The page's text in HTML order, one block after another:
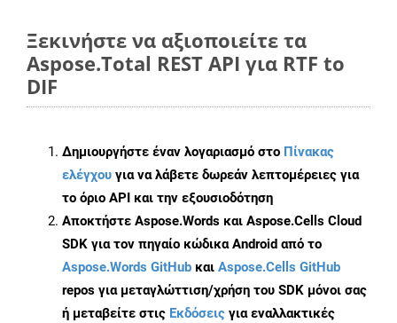
Ξεκινήστε να αξιοποιείτε τα
Aspose.Total REST API για RTF to
DIF
Δημιουργήστε έναν λογαριασμό στο Πίνακας
ελέγχου για να λάβετε δωρεάν λεπτομέρειες για
το όριο API και την εξουσιοδότηση
Αποκτήστε Aspose.Words και Aspose.Cells Cloud
SDK για τον πηγαίο κώδικα Android από το
Aspose.Words GitHub και Aspose.Cells GitHub
repos για μεταγλώττιση/χρήση του SDK μόνοι σας
ή μεταβείτε στις Εκδόσεις για εναλλακτικές